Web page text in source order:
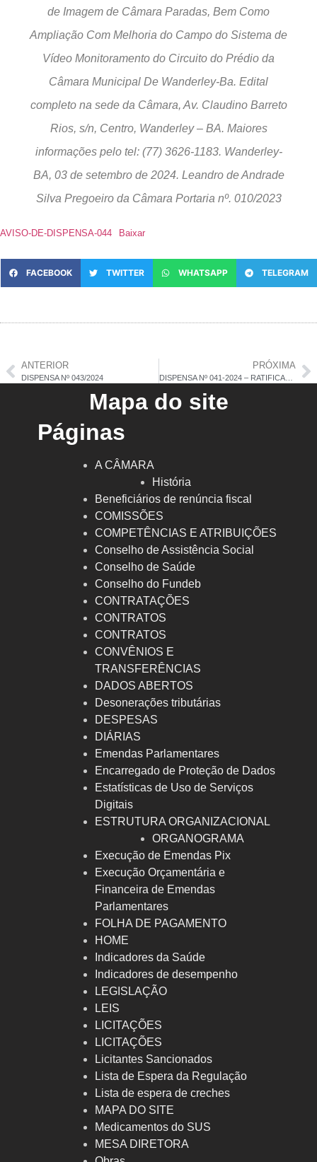
de Imagem de Câmara Paradas, Bem Como
Ampliação Com Melhoria do Campo do Sistema de
Vídeo Monitoramento do Circuito do Prédio da
Câmara Municipal De Wanderley-Ba. Edital
completo na sede da Câmara, Av. Claudino Barreto
Rios, s/n, Centro, Wanderley – BA. Maiores
informações pelo tel: (77) 3626-1183. Wanderley-
BA, 03 de setembro de 2024. Leandro de Andrade
Silva Pregoeiro da Câmara Portaria nº. 010/2023
AVISO-DE-DISPENSA-044 Baixar
FACEBOOK TWITTER WHATSAPP TELEGRAM
ANTERIOR
DISPENSA Nº 043/2024
PRÓXIMA
DISPENSA Nº 041-2024 – RATIFICAÇÃO
Mapa do site
Páginas
A CÂMARA
História
Beneficiários de renúncia fiscal
COMISSÕES
COMPETÊNCIAS E ATRIBUIÇÕES
Conselho de Assistência Social
Conselho de Saúde
Conselho do Fundeb
CONTRATAÇÕES
CONTRATOS
CONTRATOS
CONVÊNIOS E
TRANSFERÊNCIAS
DADOS ABERTOS
Desonerações tributárias
DESPESAS
DIÁRIAS
Emendas Parlamentares
Encarregado de Proteção de Dados
Estatísticas de Uso de Serviços
Digitais
ESTRUTURA ORGANIZACIONAL
ORGANOGRAMA
Execução de Emendas Pix
Execução Orçamentária e
Financeira de Emendas
Parlamentares
FOLHA DE PAGAMENTO
HOME
Indicadores da Saúde
Indicadores de desempenho
LEGISLAÇÃO
LEIS
LICITAÇÕES
LICITAÇÕES
Licitantes Sancionados
Lista de Espera da Regulação
Lista de espera de creches
MAPA DO SITE
Medicamentos do SUS
MESA DIRETORA